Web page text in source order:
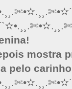
mostra
pelo